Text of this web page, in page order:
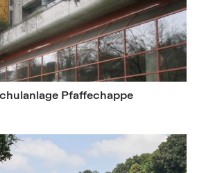
Pfaffechappe